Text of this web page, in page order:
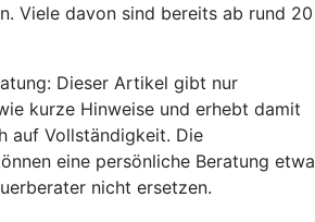
Viele davon sind bereits ab rund 20
Dieser Artikel gibt nur
kurze Hinweise und erhebt damit
auf Vollständigkeit. Die
eine persönliche Beratung etwa
nicht ersetzen.